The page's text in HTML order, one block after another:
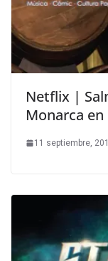
Netflix |
Monarca
11 septiembre,